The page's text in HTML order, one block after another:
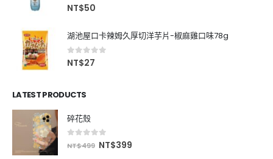
0out of 5
NT$50
湖池屋口卡辣姆久厚切洋芋片-椒麻雞口味78g
0out of 5
NT$27
LATEST PRODUCTS
碎花殼
out of 5
NT$499 NT$399